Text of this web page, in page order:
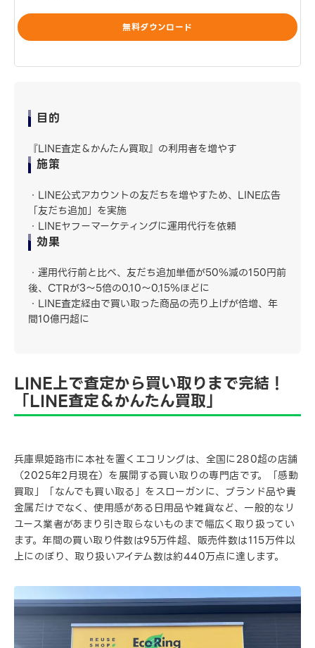
無料ダウンロード
目的
『LINE査定＆かんたん買取』の利用者を増やす
施策
・LINE公式アカウントの友だちを増やすため、LINE広告
「友だち追加」を実施
・LINEヤフーマーケティングに運用代行を依頼
効果
・運用代行前と比べ、友だち追加単価が50％減の150円前
後、CTRが3～5倍の0.10～0.15％ほどに
・LINE査定経由で買い取った商品の売り上げが倍増、年
間10億円超に
LINE上で査定から買い取りまで完結！
「LINE査定＆かんたん買取」
兵庫県姫路市に本社を置くエコリングは、全国に280超の店舗
（2025年2月現在）を展開する買い取りの専門店です。「感動
買取」「なんでも買い取る」をスローガンに、ブランド品や貴
金属だけでなく、使用感がある日用品や雑貨など、一般的なリ
ユース業者があまり引き取らないものまで幅広く取り扱ってい
ます。年間の買い取り件数は95万件超、販売件数は115万件以
上にのぼり、取り扱いアイテム数は約440万点に達します。